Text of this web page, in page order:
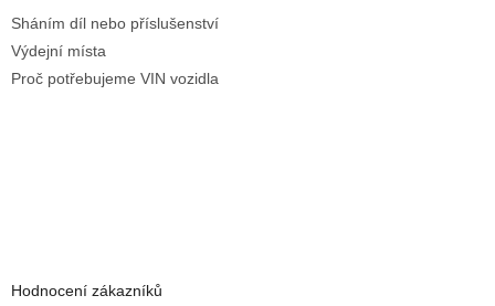
Sháním díl nebo příslušenství
Výdejní místa
Proč potřebujeme VIN vozidla
Hodnocení zákazníků